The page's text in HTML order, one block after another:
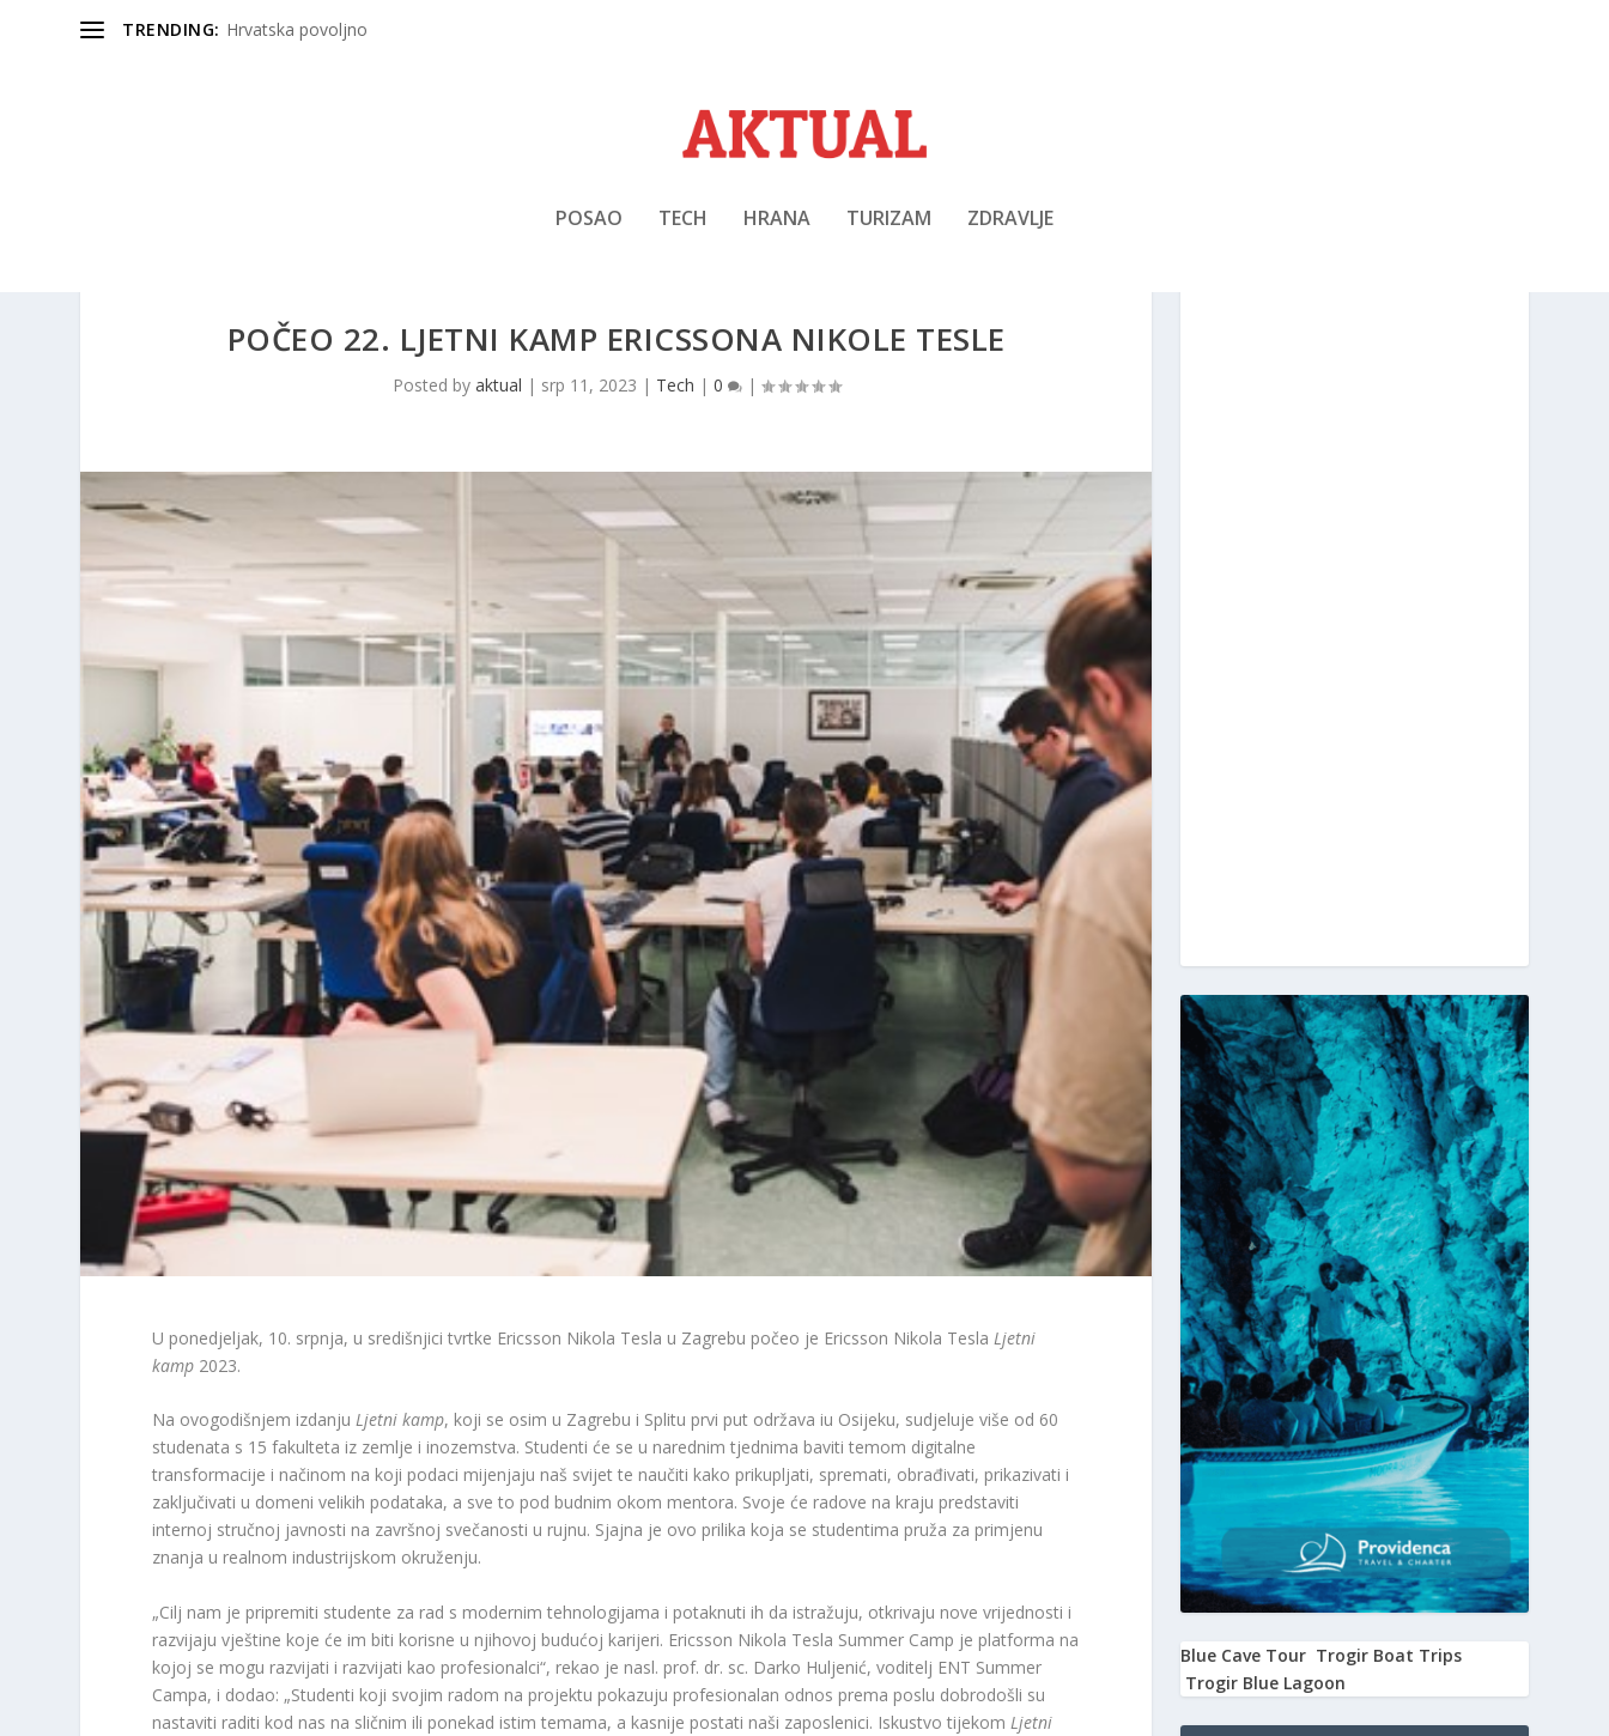
TRENDING: Hrvatska povoljno
POSAO TECH HRANA TURIZAM ZDRAVLJE
POČEO 22. LJETNI KAMP ERICSSONA NIKOLE TESLE
Posted by aktual | srp 11, 2023 | Tech | 0 |
U ponedjeljak, 10. srpnja, u središnjici tvrtke Ericsson Nikola Tesla u Zagrebu počeo je Ericsson Nikola TeslaLjetni
kamp 2023.
Na ovogodišnjem izdanjuLjetni kamp, koji se osim u Zagrebu i Splitu prvi put održava iu Osijeku, sudjeluje više od 60
studenata s 15 fakulteta iz zemlje i inozemstva. Studenti će se u narednim tjednima baviti temom digitalne
transformacije i načinom na koji podaci mijenjaju naš svijet te naučiti kako prikupljati, spremati, obrađivati, prikazivati ​​i
zaključivati ​​u domeni velikih podataka, a sve to pod budnim okom mentora. Svoje će radove na kraju predstaviti
internoj stručnoj javnosti na završnoj svečanosti u rujnu. Sjajna je ovo prilika koja se studentima pruža za primjenu
znanja u realnom industrijskom okruženju.
„Cilj nam je pripremiti studente za rad s modernim tehnologijama i potaknuti ih da istražuju, otkrivaju nove vrijednosti i
razvijaju vještine koje će im biti korisne u njihovoj budućoj karijeri. Ericsson Nikola Tesla Summer Camp je platforma na
kojoj se mogu razvijati i razvijati kao profesionalci“, rekao je nasl. prof. dr. sc. Darko Huljenić, voditelj ENT Summer
Campa, i dodao: „Studenti koji svojim radom na projektu pokazuju profesionalan odnos prema poslu dobrodošli su
nastaviti raditi kod nas na sličnim ili ponekad istim temama, a kasnije postati naši zaposlenici. Iskustvo tijekom Ljetni
Blue Cave Tour Trogir Boat Trips
Trogir Blue Lagoon